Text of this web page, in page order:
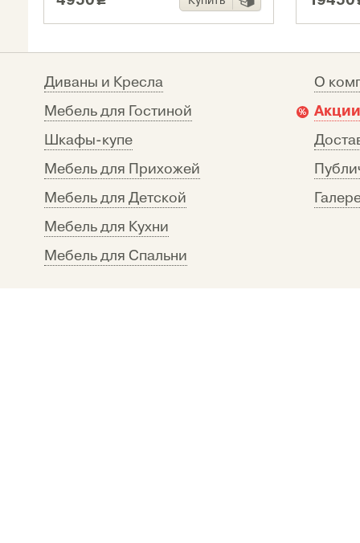
КОМОД-МДФ-ЭКОНОМНЫЙ-№2
9290 c
Диваны и Кресла
Мебель для Гостиной
Шкафы-купе
Мебель для Прихожей
Мебель для Детской
Мебель для Кухни
Мебель для Спальни
О